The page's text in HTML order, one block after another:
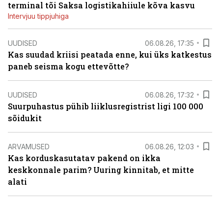
terminal tõi Saksa logistikahiiule kõva kasvu
Intervjuu tippjuhiga
UUDISED 06.08.26, 17:35
Kas suudad kriisi peatada enne, kui üks katkestus
paneb seisma kogu ettevõtte?
UUDISED 06.08.26, 17:32
Suurpuhastus pühib liiklusregistrist ligi 100 000
sõidukit
ARVAMUSED 06.08.26, 12:03
Kas korduskasutatav pakend on ikka
keskkonnale parim? Uuring kinnitab, et mitte
alati